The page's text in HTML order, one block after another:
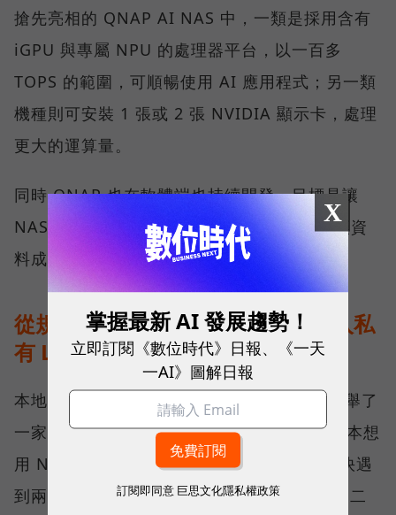
搶先亮相的 QNAP AI NAS 中，一類是採用含有
iGPU 與專屬 NPU 的處理器平台，以一百多
TOPS 的範圍，可順暢使用 AI 應用程式；另一類
機種則可安裝 1 張或 2 張 NVIDIA 顯示卡，處理
更大的運算量。
同時 QNAP 也在軟體端也持續開發，目標是讓
NAS 裡的資料更有效率地被 AI 工具調用，讓資
料成為有價值的知識。
從規格走到現場：能源公司如何導入私
有 LLM？
本地 AI 實際落地部署會是什麼模樣？劉文義舉了
一家約 50 多人的能源公司為例。這家公司原本想
用 NAS 搭配雲端 AI 建置內部資料庫，但很快遇
到兩個瓶頸：一是員工查詢時明顯出現卡頓；二
X
掌握最新 AI 發展趨勢！
立即訂閱《數位時代》日報、《一天
一AI》圖解日報
訂閱即同意 巨思文化隱私權政策